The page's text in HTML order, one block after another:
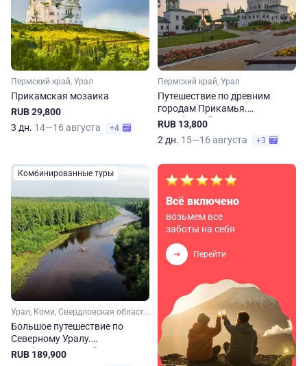
Пермский край, Урал
Прикамская мозаика
RUB 29,800
3 дн. 14—16 августа +4
Пермский край, Урал
Путешествие по древним
городам Прикамья.
Автобусный тур из Перми
RUB 13,800
2 дн. 15—16 августа +3
Комбинированные туры
Урал, Коми, Свердловская область, Пермский край
Большое путешествие по
Северному Уралу.
Комбинированный тур по
RUB 189,900
Всё включено
возьмем все
заботы на себя
Перейти